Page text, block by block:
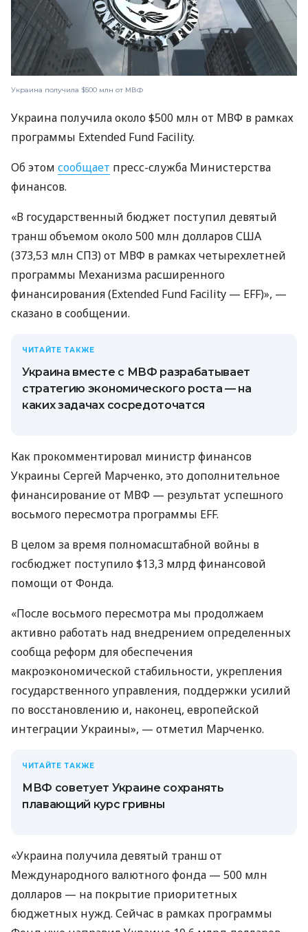
Украина получила $500 млн от МВФ
Украина получила около $500 млн от МВФ в рамках
программы Extended Fund Facility.
Об этом сообщает пресс-служба Министерства
финансов.
«В государственный бюджет поступил девятый
транш объемом около 500 млн долларов США
(373,53 млн СПЗ) от МВФ в рамках четырехлетней
программы Механизма расширенного
финансирования (Extended Fund Facility — EFF)», —
сказано в сообщении.
ЧИТАЙТЕ ТАКЖЕ
Украина вместе с МВФ разрабатывает
стратегию экономического роста — на
каких задачах сосредоточатся
Как прокомментировал министр финансов
Украины Сергей Марченко, это дополнительное
финансирование от МВФ — результат успешного
восьмого пересмотра программы EFF.
В целом за время полномасштабной войны в
госбюджет поступило $13,3 млрд финансовой
помощи от Фонда.
«После восьмого пересмотра мы продолжаем
активно работать над внедрением определенных
сообща реформ для обеспечения
макроэкономической стабильности, укрепления
государственного управления, поддержки усилий
по восстановлению и, наконец, европейской
интеграции Украины», — отметил Марченко.
ЧИТАЙТЕ ТАКЖЕ
МВФ советует Украине сохранять
плавающий курс гривны
«Украина получила девятый транш от
Международного валютного фонда — 500 млн
долларов — на покрытие приоритетных
бюджетных нужд. Сейчас в рамках программы